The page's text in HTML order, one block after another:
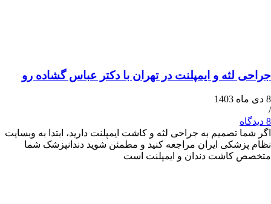
و ایمپلنت در تهران با دکتر عباس گشاده رو
تصمیم به جراحی لثه و کاشت ایمپلنت دارید، ابتدا به وبسایت
ایران مراجعه کنید و مطمئن شوید دندانپزشک شما
دندان و ایمپلنت است